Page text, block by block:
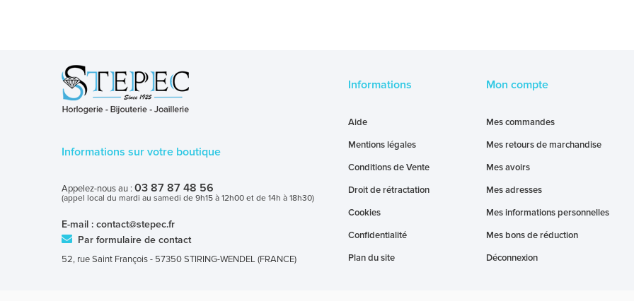
Informations sur votre boutique
Appelez-nous au : 03 87 87 48 56
(appel local du mardi au samedi de 9h15 à 12h00 et de 14h à 18h30)
E-mail : contact@stepec.fr
Par formulaire de contact
52, rue Saint François - 57350 STIRING-WENDEL (FRANCE)
Informations
Aide
Mentions légales
Conditions de Vente
Droit de rétractation
Cookies
Confidentialité
Plan du site
Mon compte
Mes commandes
Mes retours de marchandise
Mes avoirs
Mes adresses
Mes informations personnelles
Mes bons de réduction
Déconnexion